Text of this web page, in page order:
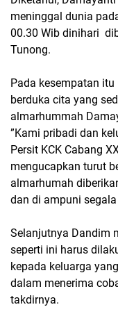
meninggal dunia
00.30 Wib dinihari
Tunong.
Pada kesempatan
berduka cita yang
almarhummah
”Kami pribadi dan
Persit KCK Cabang
mengucapkan turut
almarhumah
dan di ampuni
Selanjutnya Dandim
seperti ini harus
kepada keluarga
dalam menerima
takdirnya.